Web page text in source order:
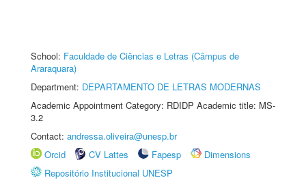
School: Faculdade de Ciências e Letras (Câmpus de
Araraquara)
Department: DEPARTAMENTO DE LETRAS MODERNAS
Academic Appointment Category: RDIDP Academic title: MS-
3.2
Contact: andressa.oliveira@unesp.br
Orcid
CV Lattes Fapesp
Dimensions
Repositório Institucional UNESP